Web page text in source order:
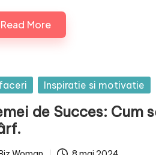
Read More
Inspiratie si motivatie
de Succes: Cum